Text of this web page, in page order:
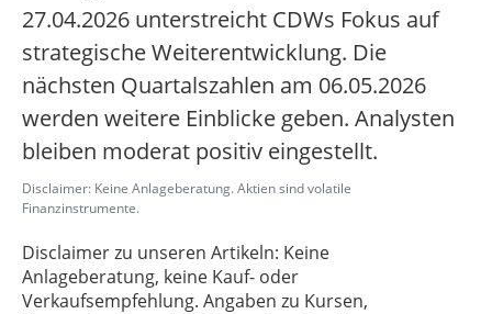
27.04.2026 unterstreicht CDWs Fokus auf
strategische Weiterentwicklung. Die
nächsten Quartalszahlen am 06.05.2026
werden weitere Einblicke geben. Analysten
bleiben moderat positiv eingestellt.
Disclaimer: Keine Anlageberatung. Aktien sind volatile
Finanzinstrumente.
Disclaimer zu unseren Artikeln: Keine
Anlageberatung, keine Kauf- oder
Verkaufsempfehlung. Angaben zu Kursen,